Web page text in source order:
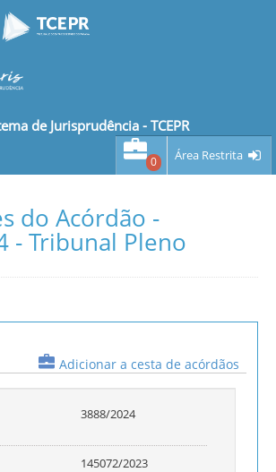
de Jurisprudência - TCEPR
0 Área Restrita
do Acórdão -
- Tribunal Pleno
Adicionar a cesta de acórdãos
3888/2024
145072/2023